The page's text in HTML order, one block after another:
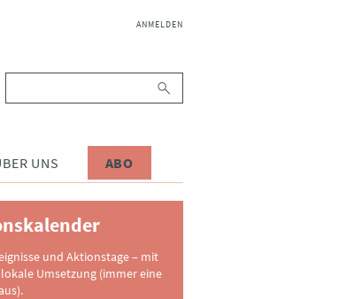
NAVIGATION
ANMELDEN
UNS ABO
und Aktionstage – mit
Umsetzung (immer eine